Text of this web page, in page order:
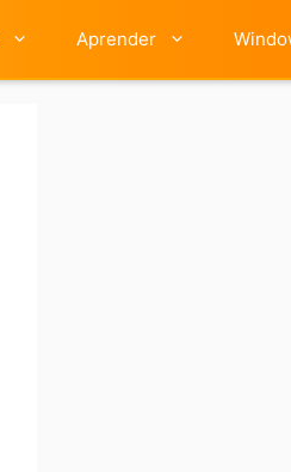
Aprender